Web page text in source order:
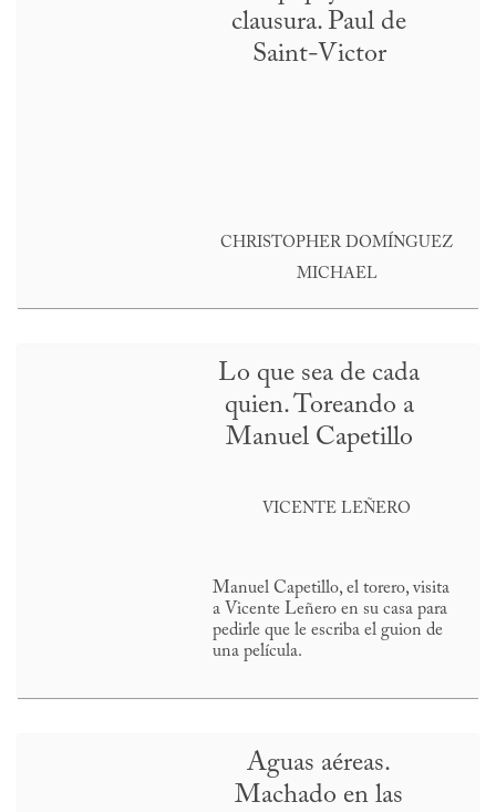
clausura. Paul de
Saint-Victor
CHRISTOPHER DOMÍNGUEZ
MICHAEL
Lo que sea de cada
quien. Toreando a
Manuel Capetillo
VICENTE LEÑERO
Manuel Capetillo, el torero, visita
a Vicente Leñero en su casa para
pedirle que le escriba el guion de
una película.
Aguas aéreas.
Machado en las